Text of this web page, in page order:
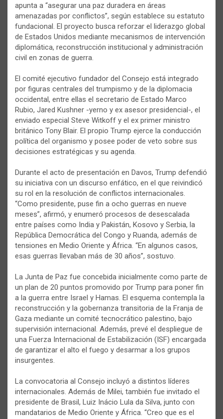
apunta a “asegurar una paz duradera en áreas
amenazadas por conflictos”, según establece su estatuto
fundacional. El proyecto busca reforzar el liderazgo global
de Estados Unidos mediante mecanismos de intervención
diplomática, reconstrucción institucional y administración
civil en zonas de guerra.
El comité ejecutivo fundador del Consejo está integrado
por figuras centrales del trumpismo y de la diplomacia
occidental, entre ellas el secretario de Estado Marco
Rubio, Jared Kushner -yerno y ex asesor presidencial-, el
enviado especial Steve Witkoff y el ex primer ministro
británico Tony Blair. El propio Trump ejerce la conducción
política del organismo y posee poder de veto sobre sus
decisiones estratégicas y su agenda.
Durante el acto de presentación en Davos, Trump defendió
su iniciativa con un discurso enfático, en el que reivindicó
su rol en la resolución de conflictos internacionales.
“Como presidente, puse fin a ocho guerras en nueve
meses”, afirmó, y enumeró procesos de desescalada
entre países como India y Pakistán, Kosovo y Serbia, la
República Democrática del Congo y Ruanda, además de
tensiones en Medio Oriente y África. “En algunos casos,
esas guerras llevaban más de 30 años”, sostuvo.
La Junta de Paz fue concebida inicialmente como parte de
un plan de 20 puntos promovido por Trump para poner fin
a la guerra entre Israel y Hamas. El esquema contempla la
reconstrucción y la gobernanza transitoria de la Franja de
Gaza mediante un comité tecnocrático palestino, bajo
supervisión internacional. Además, prevé el despliegue de
una Fuerza Internacional de Estabilización (ISF) encargada
de garantizar el alto el fuego y desarmar a los grupos
insurgentes.
La convocatoria al Consejo incluyó a distintos líderes
internacionales. Además de Milei, también fue invitado el
presidente de Brasil, Luiz Inácio Lula da Silva, junto con
mandatarios de Medio Oriente y África. “Creo que es el